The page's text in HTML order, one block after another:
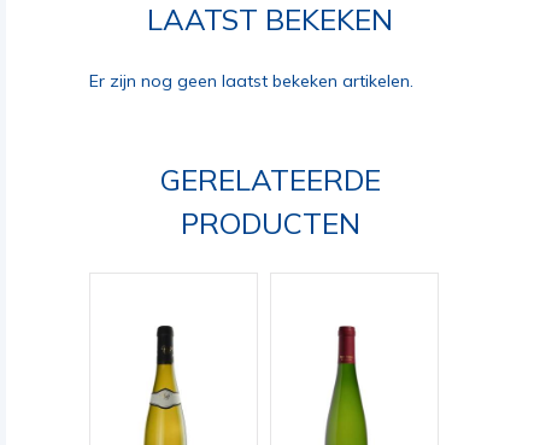
LAATST BEKEKEN
Er zijn nog geen laatst bekeken artikelen.
GERELATEERDE
PRODUCTEN